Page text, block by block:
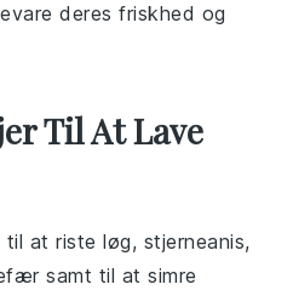
deres friskhed og
Til At Lave
at riste løg, stjerneanis,
samt til at simre